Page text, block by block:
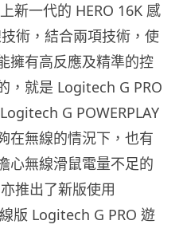
新一代的 HERO 16K 感
術，結合兩項技術，使
擁有高反應及精準的控
，就是 Logitech G PRO
G POWERPLAY
在無線的情況下，也有
心無線滑鼠電量不足的
推出了新版使用
版 Logitech G PRO 遊